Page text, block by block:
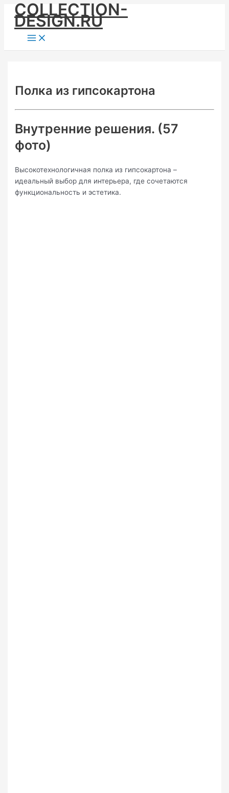
Skip
content
COLLECTION-
DESIGN.RU
Main
Menu
Полка из гипсокартона
Внутренние решения. (57
фото)
Высокотехнологичная полка из гипсокартона –
идеальный выбор для интерьера, где сочетаются
функциональность и эстетика.